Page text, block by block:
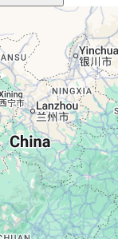
Indeks Potensi
-